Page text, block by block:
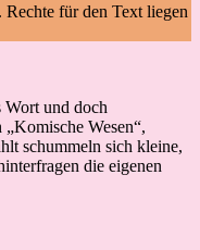
für den Text liegen
Wort und doch
Wesen“,
schummeln sich kleine,
die eigenen